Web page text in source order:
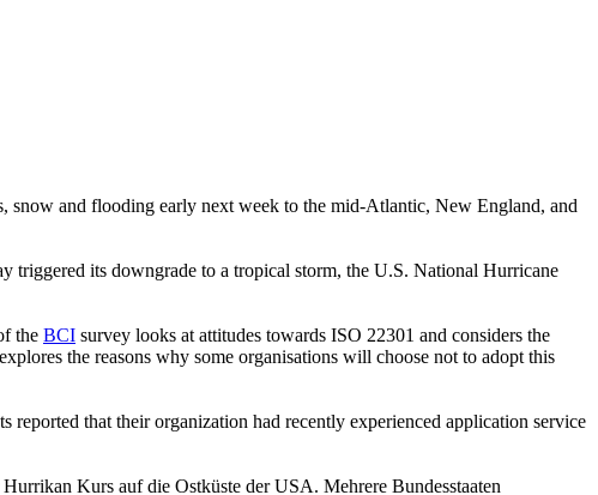
snow and flooding early next week to the mid-Atlantic, New England, and
triggered its downgrade to a tropical storm, the U.S. National Hurricane
the BCI survey looks at attitudes towards ISO 22301 and considers the
the reasons why some organisations will choose not to adopt this
reported that their organization had recently experienced application service
Kurs auf die Ostküste der USA. Mehrere Bundesstaaten